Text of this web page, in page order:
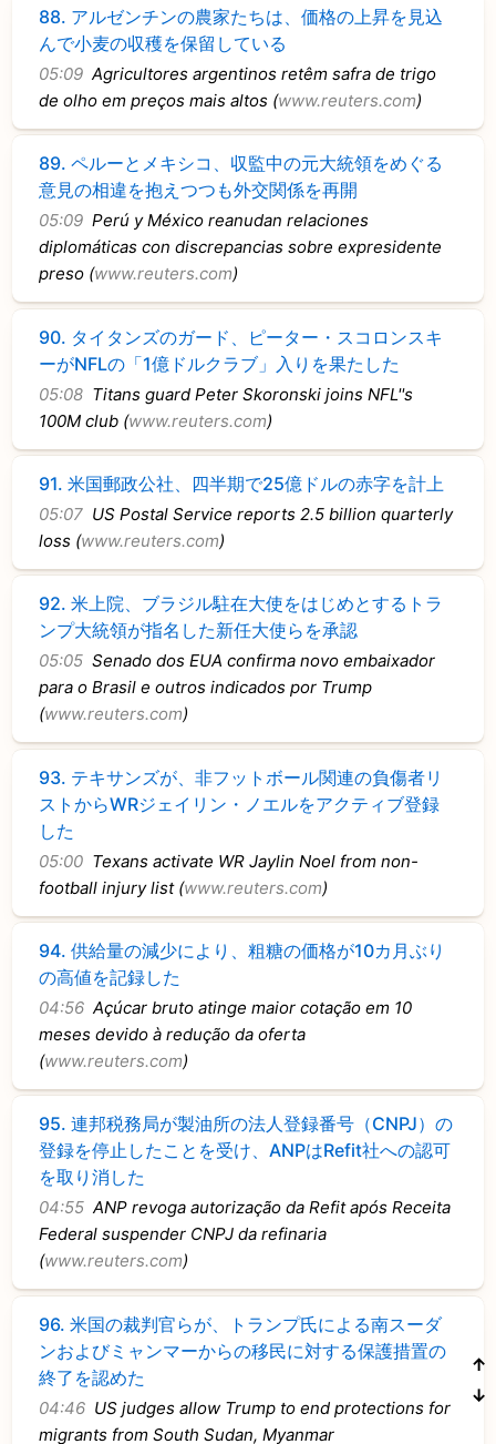
88. アルゼンチンの農家たちは、価格の上昇を見込
んで小麦の収穫を保留している
05:09 Agricultores argentinos retêm safra de trigo
de olho em preços mais altos (www.reuters.com)
89.ペルーとメキシコ、収監中の元大統領をめぐる
意見の相違を抱えつつも外交関係を再開
05:09 Perú y México reanudan relaciones
diplomáticas con discrepancias sobre expresidente
preso (www.reuters.com)
90. タイタンズのガード、ピーター・スコロンスキ
ーがNFLの「1億ドルクラブ」入りを果たした
05:08 Titans guard Peter Skoronski joins NFL''s
100M club (www.reuters.com)
91.米国郵政公社、四半期で25億ドルの赤字を計上
05:07 US Postal Service reports 2.5 billion quarterly
loss (www.reuters.com)
92.米上院、ブラジル駐在大使をはじめとするトラ
ンプ大統領が指名した新任大使らを承認
05:05 Senado dos EUA confirma novo embaixador
para o Brasil e outros indicados por Trump
(www.reuters.com)
93. テキサンズが、非フットボール関連の負傷者リ
ストからWRジェイリン・ノエルをアクティブ登録
した
05:00 Texans activate WR Jaylin Noel from non-
football injury list (www.reuters.com)
94.供給量の減少により、粗糖の価格が10カ月ぶり
の高値を記録した
04:56 Açúcar bruto atinge maior cotação em 10
meses devido à redução da oferta
(www.reuters.com)
95.連邦税務局が製油所の法人登録番号（CNPJ）の
登録を停止したことを受け、ANPはRefit社への認可
を取り消した
04:55 ANP revoga autorização da Refit após Receita
Federal suspender CNPJ da refinaria
(www.reuters.com)
96.米国の裁判官らが、トランプ氏による南スーダ
ンおよびミャンマーからの移民に対する保護措置の
終了を認めた
04:46 US judges allow Trump to end protections for
migrants from South Sudan, Myanmar
↑
↓